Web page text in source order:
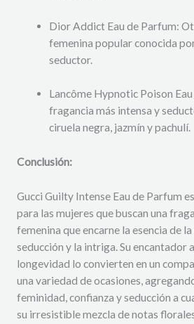
Dior Addict Eau de Parfum:
femenina popular conocida
seductor.
Lancôme Hypnotic Poison
fragancia más intensa y
ciruela negra, jazmín y pachulí.
Conclusión:
Gucci Guilty Intense Eau de Parfum
para las mujeres que buscan una
femenina que encarne la esencia de
seducción y la intriga. Su encantador
longevidad lo convierten en un
una variedad de ocasiones,
feminidad, confianza y seducción a
su irresistible mezcla de notas